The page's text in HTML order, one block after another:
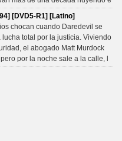
[DVD5-R1] [Latino]
chocan cuando Daredevil se
total por la justicia. Viviendo
el abogado Matt Murdock
por la noche sale a la calle, l